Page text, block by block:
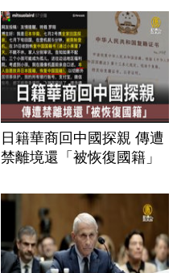
日籍華商回中國探親 傳遭
禁離境還「被恢復國籍」